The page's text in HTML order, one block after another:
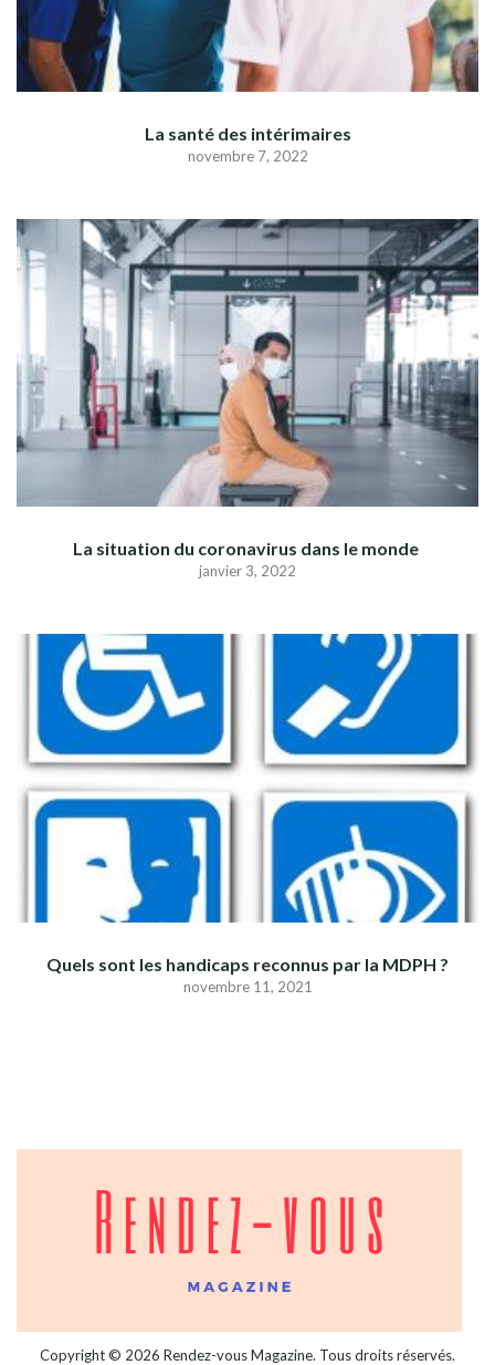
La santé des intérimaires
novembre 7, 2022
La situation du coronavirus dans le monde
janvier 3, 2022
Quels sont les handicaps reconnus par la MDPH ?
novembre 11, 2021
Copyright © 2026 Rendez-vous Magazine. Tous droits réservés.